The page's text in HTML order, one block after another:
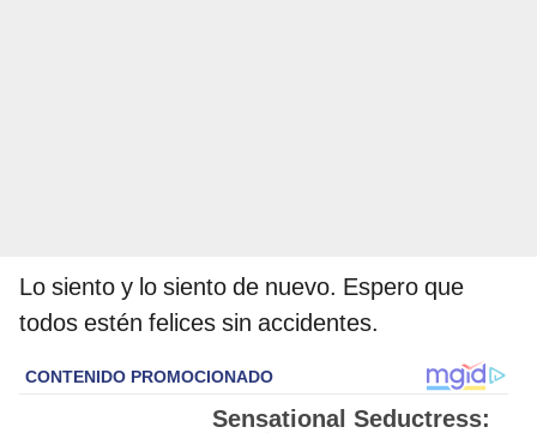
Lo siento y lo siento de nuevo. Espero que
todos estén felices sin accidentes.